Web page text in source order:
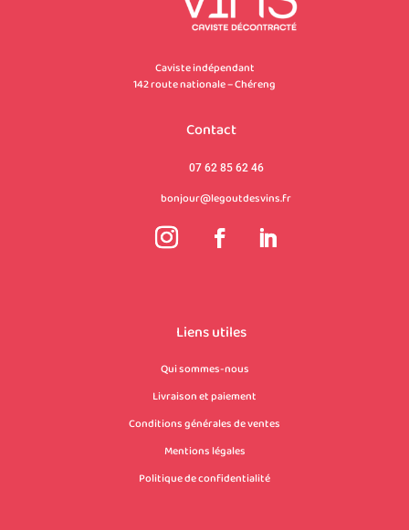
Caviste indépendant
142 route nationale – Chéreng
Contact
07 62 85 62 46
bonjour@legoutdesvins.fr
Liens utiles
Qui sommes-nous
Livraison et paiement
Conditions générales de ventes
Mentions légales
Politique de confidentialité